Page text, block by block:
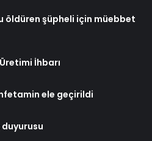
öldüren şüpheli için müebbet
İhbarı
ele geçirildi
duyurusu